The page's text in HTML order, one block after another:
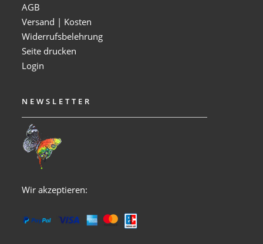
AGB
Versand | Kosten
Widerrufsbelehrung
Seite drucken
Login
NEWSLETTER
Wir akzeptieren: